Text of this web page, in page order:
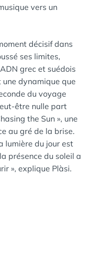
vers un
décisif dans
ses limites,
grec et suédois
une dynamique que
du voyage
être nulle part
the Sun », une
au gré de la brise.
lumière du jour est
présence du soleil a
», explique Plàsi.